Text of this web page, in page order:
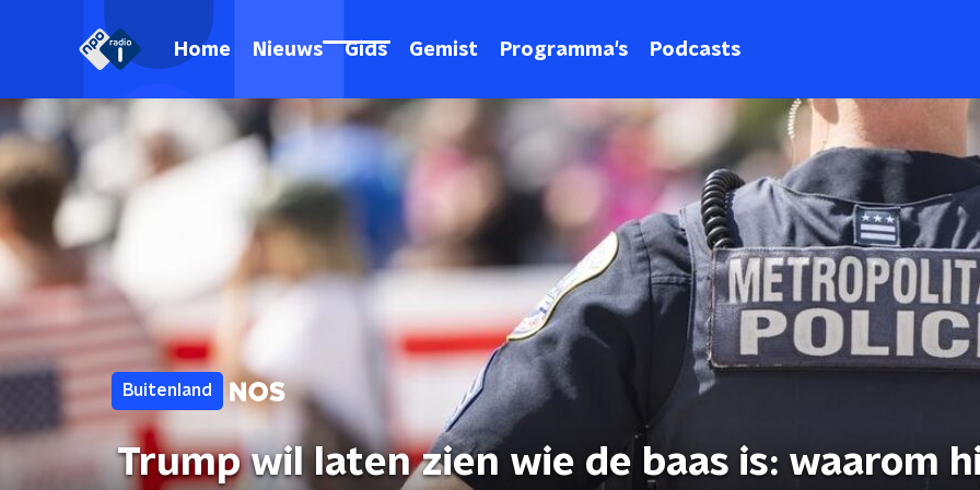
Home Nieuws Gids Gemist Programma's Podcasts
Buitenland
Trump wil laten zien wie de baas is: waarom